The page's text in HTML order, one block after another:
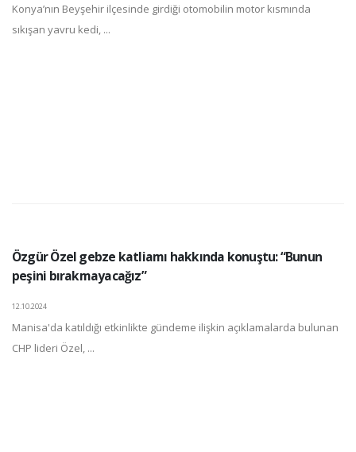
Konya’nın Beyşehir ilçesinde girdiği otomobilin motor kısmında
sıkışan yavru kedi, ...
Özgür Özel gebze katliamı hakkında konuştu: “Bunun
peşini bırakmayacağız”
12.10.2024
Manisa'da katıldığı etkinlikte gündeme ilişkin açıklamalarda bulunan
CHP lideri Özel, ...